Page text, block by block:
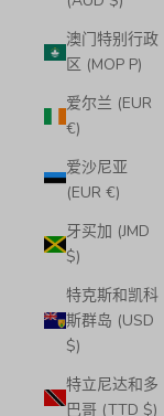
澳门特别行政
区 (MOP P)
爱尔兰 (EUR
€)
爱沙尼亚
(EUR €)
牙买加 (JMD
$)
特克斯和凯科
斯群岛 (USD
$)
特立尼达和多
巴哥 (TTD $)